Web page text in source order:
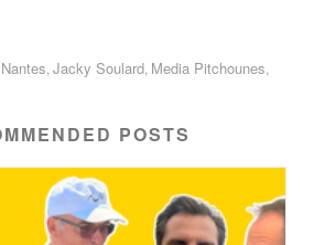
Jacky Soulard Media Pitchounes
POSTS